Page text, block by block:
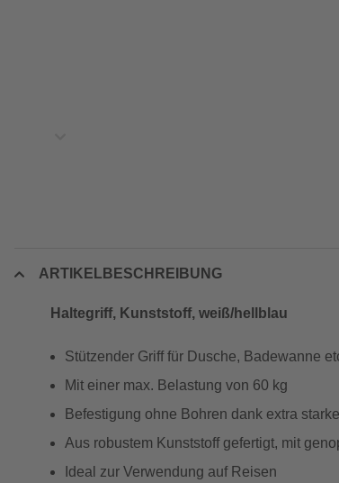
ARTIKELBESCHREIBUNG
Haltegriff, Kunststoff, weiß/hellblau
Stützender Griff für Dusche, Badewanne
Mit einer max. Belastung von 60 kg
Befestigung ohne Bohren dank extra
Aus robustem Kunststoff gefertigt, mit
Ideal zur Verwendung auf Reisen